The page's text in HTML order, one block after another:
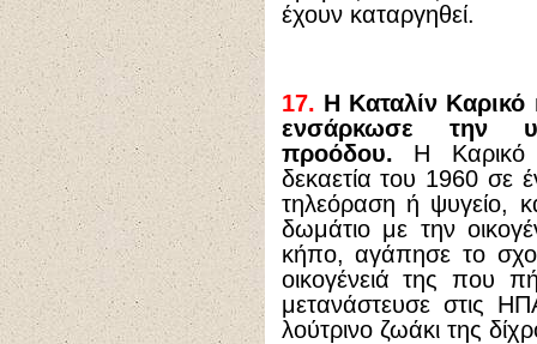
έχουν καταργηθεί.
17. Η Καταλίν Καρικό
ενσάρκωσε την
προόδου. Η Καρικό
δεκαετία του 1960 σε
τηλεόραση ή ψυγείο,
δωμάτιο με την
κήπο, αγάπησε το
οικογένειά της που
μετανάστευσε στις
λούτρινο ζωάκι της